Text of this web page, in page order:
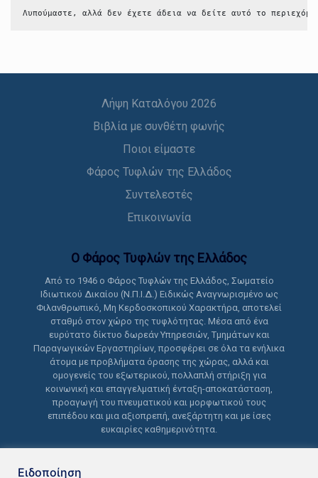
Λυπούμαστε, αλλά δεν έχετε άδεια να δείτε αυτό το
Λήψη Καταλόγου 2026
Βιβλία με συνθέτη φωνής
Ποιοι είμαστε
Φάρος Τυφλών της Ελλάδος
Συντελεστές
Επικοινωνία
Ο Φάρος Τυφλών της Ελλάδoς
Από το 1946 ο Φάρος Τυφλών της Ελλάδος, Σωματείο
Ιδιωτικού Δικαίου (Ν.Π.Ι.Δ.) Ειδικώς Αναγνωρισμένο ως
Φιλανθρωπικό, Μη Κερδοσκοπικού Χαρακτήρα, αποτελεί
σταθμό στον χώρο της τυφλότητας. Μέσα από ένα
ευρύτατο δίκτυο δωρεάν Υπηρεσιών, Τμημάτων και
Παραγωγικών Εργαστηρίων, προσφέρει σε όλα τα ενήλικα
άτομα με προβλήματα όρασης της χώρας, αλλά και
ομογενείς του εξωτερικού, πολλαπλή στήριξη για
κοινωνική και επαγγελματική ένταξη-αποκατάσταση,
προαγωγή του πνευματικού και μορφωτικού τους
επιπέδου και μια αξιοπρεπή, ανεξάρτητη και με ίσες
ευκαιρίες καθημερινότητα.
Ειδοποίηση